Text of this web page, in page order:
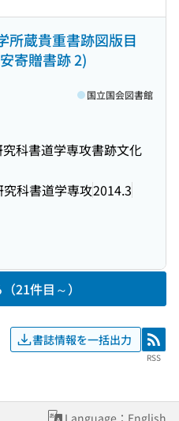
所蔵貴重書跡図版目
寄贈書跡 2)
科書道学専攻書跡文化
科書道学専攻2014.3
国立国会図書館
21件目～）
書誌情報を一括出力 RSS
RSS
Language：English